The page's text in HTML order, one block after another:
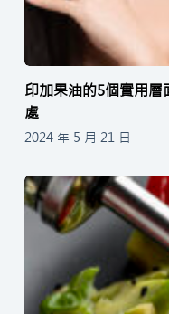
印加果油的5個實用
處
2024 年 5 月 21 日